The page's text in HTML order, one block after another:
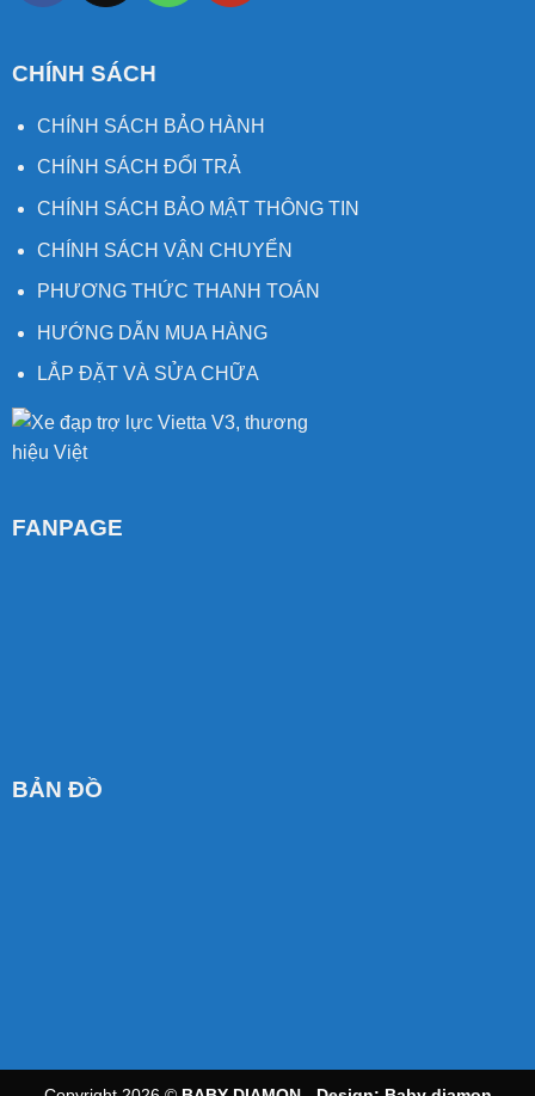
CHÍNH SÁCH
CHÍNH SÁCH BẢO HÀNH
CHÍNH SÁCH ĐỔI TRẢ
CHÍNH SÁCH BẢO MẬT THÔNG TIN
CHÍNH SÁCH VẬN CHUYỂN
PHƯƠNG THỨC THANH TOÁN
HƯỚNG DẪN MUA HÀNG
LẮP ĐẶT VÀ SỬA CHỮA
FANPAGE
BẢN ĐỒ